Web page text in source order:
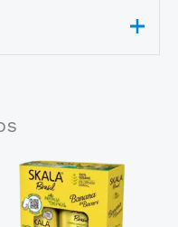
MIXTA Y SECO
Aqua, sulfato
de sodio,
betaína,
de glicol,